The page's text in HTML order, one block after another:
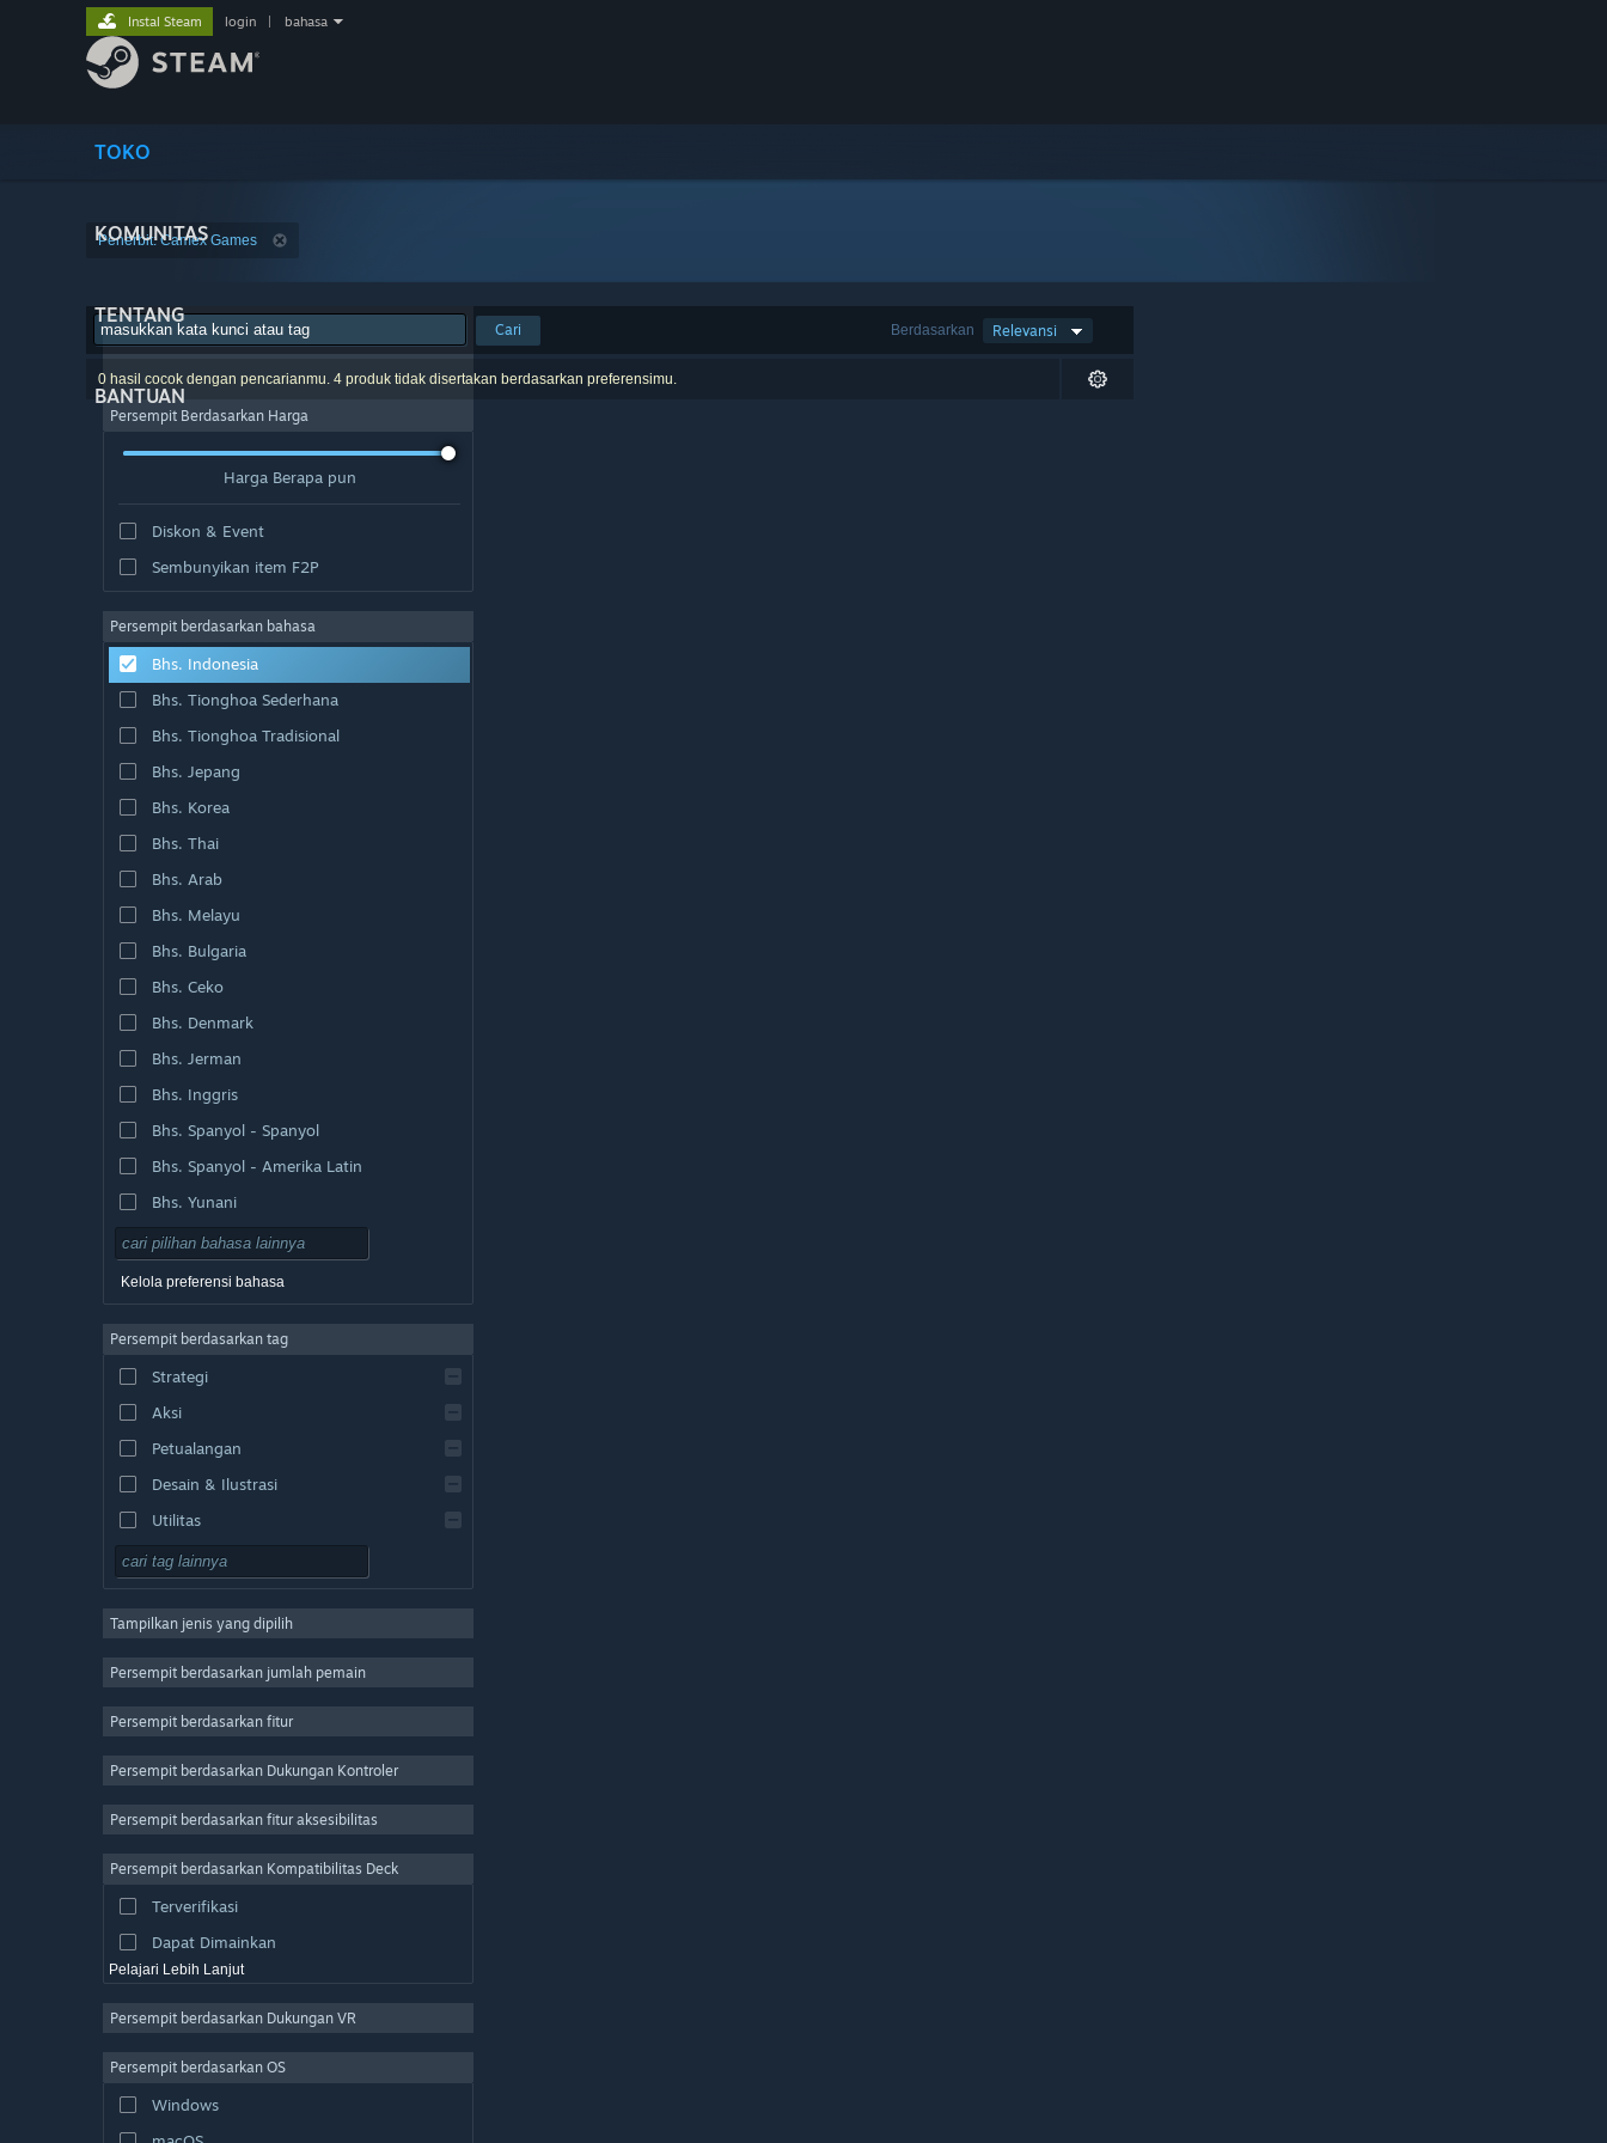
TOKO
KOMUNITAS
TENTANG
BANTUAN
Instal Steam login bahasa
Penerbit: Camex Games
Berdasarkan Relevansi
Cari
0 hasil cocok dengan pencarianmu. 4 produk tidak disertakan berdasarkan preferensimu.
Persempit Berdasarkan Harga
Harga Berapa pun
Diskon & Event
Sembunyikan item F2P
Persempit berdasarkan bahasa
Bhs. Indonesia
Bhs. Tionghoa Sederhana
Bhs. Tionghoa Tradisional
Bhs. Jepang
Bhs. Korea
Bhs. Thai
Bhs. Arab
Bhs. Melayu
Bhs. Bulgaria
Bhs. Ceko
Bhs. Denmark
Bhs. Jerman
Bhs. Inggris
Bhs. Spanyol - Spanyol
Bhs. Spanyol - Amerika Latin
Bhs. Yunani
Kelola preferensi bahasa
Persempit berdasarkan tag
Strategi
Aksi
Petualangan
Desain & Ilustrasi
Utilitas
F2P
MMO
Indie
Kasual
Simulasi
Produksi Video
Pengeditan Foto
Tampilkan jenis yang dipilih
Persempit berdasarkan jumlah pemain
Persempit berdasarkan fitur
Persempit berdasarkan Dukungan Kontroler
Persempit berdasarkan fitur aksesibilitas
Persempit berdasarkan Kompatibilitas Deck
Terverifikasi
Dapat Dimainkan
Pelajari Lebih Lanjut
Persempit berdasarkan Dukungan VR
Persempit berdasarkan OS
Windows